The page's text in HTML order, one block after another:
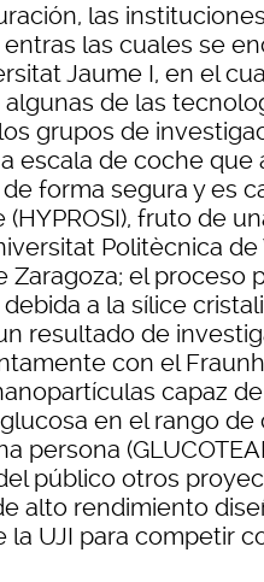
las
las cuales se
Jaume I, en el
de las
grupos de
escala de coche que
forma segura y es
fruto de
Politècnica de
Zaragoza; el proceso
a la sílice
resultado de
con el
capaz
en el rango
persona
público otros
alto rendimiento
la UJI para competir